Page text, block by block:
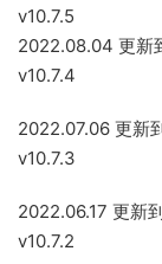
v10.7.5
2022.08.04 更新
v10.7.4
2022.07.06 更新
v10.7.3
2022.06.17 更新
v10.7.2